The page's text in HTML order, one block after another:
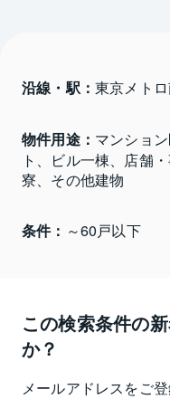
沿線・駅： 東京メト
物件用途： マンショ
ト、ビル一棟、店舗
寮、その他建物
条件： ～60戸以下
この検索条件の
か？
メールアドレスをご